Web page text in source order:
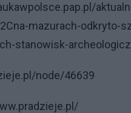
mazurach-odkryto-
stanowisk-
node/46639